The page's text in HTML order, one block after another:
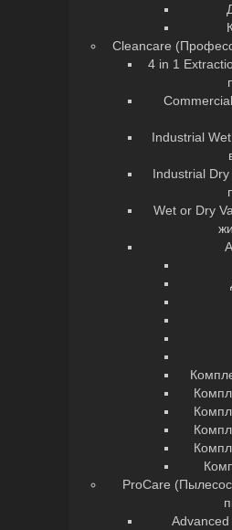
Cleancare
4 in 1
Industrial
Industrial
Wet or Dry
ProCare